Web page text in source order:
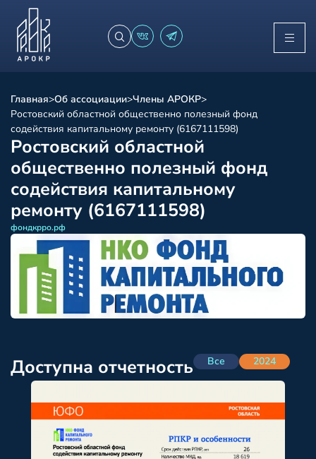
Главная>Об ассоциации>Члены АРОКР>
Ростовский областной общественно полезный фонд
содействия капитальному ремонту (6167111598)
Ростовский областной
общественно полезный фонд
содействия капитальному
ремонту (6167111598)
фондкрро.рф
Доступна отчетность Все 2024